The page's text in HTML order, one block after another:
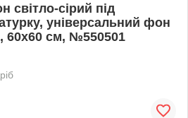
світло-сірий під
універсальний фон
60x60 см, №550501